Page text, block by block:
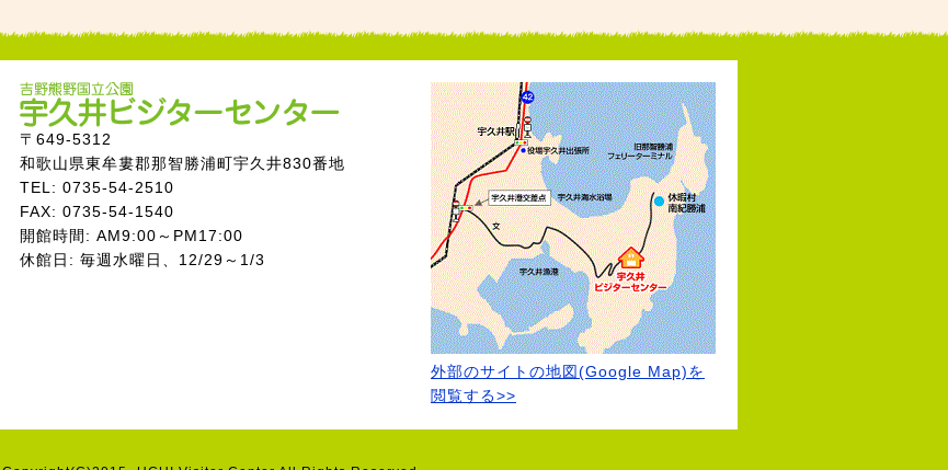
〒649-5312
和歌山県東牟婁郡那智勝浦町宇久井830番地
TEL: 0735-54-2510
FAX: 0735-54-1540
開館時間: AM9:00～PM17:00
休館日: 毎週水曜日、12/29～1/3
外部のサイトの地図(Google Map)を
閲覧する>>